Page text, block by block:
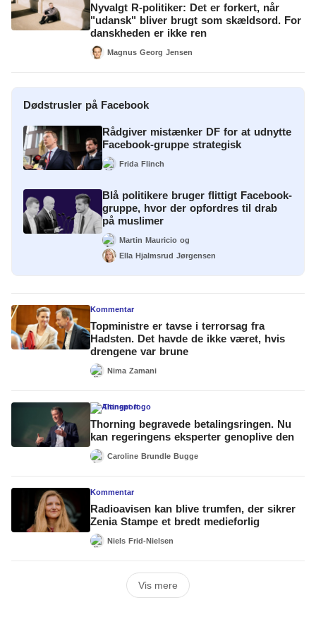
Nyvalgt R-politiker: Det er forkert, når
"udansk" bliver brugt som skældsord. For
danskheden er ikke ren
Magnus Georg Jensen
Dødstrusler på Facebook
Rådgiver mistænker DF for at udnytte
Facebook-gruppe strategisk
Frida Flinch
Blå politikere bruger flittigt Facebook-
gruppe, hvor der opfordres til drab
på muslimer
Martin Mauricio og
Ella Hjalmsrud Jørgensen
Kommentar
Topministre er tavse i terrorsag fra
Hadsten. Det havde de ikke været, hvis
drengene var brune
Nima Zamani
Transport
Thorning begravede betalingsringen. Nu
kan regeringens eksperter genoplive den
Caroline Brundle Bugge
Kommentar
Radioavisen kan blive trumfen, der sikrer
Zenia Stampe et bredt medieforlig
Niels Frid-Nielsen
Vis mere